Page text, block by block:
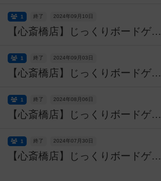
【心斎橋店】じっくりボードゲームの世界に浸かってみよう！平日重ゲー会【イーオンズ・エンド】
終了 2024年09月10日
1
【心斎橋店】じっくりボードゲームの世界に浸かってみよう！平日重ゲー会【ガンジスの藩王】
終了 2024年09月03日
1
【心斎橋店】じっくりボードゲームの世界に浸かってみよう！平日重ゲー会【ワイナリーの四季】
終了 2024年08月06日
1
【心斎橋店】じっくりボードゲームの世界に浸かってみよう！平日重ゲー会【サイズ -大鎌戦役-】
終了 2024年07月30日
1